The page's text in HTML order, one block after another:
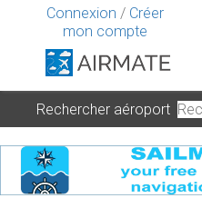
Connexion / Créer
mon compte
Rechercher aéroport